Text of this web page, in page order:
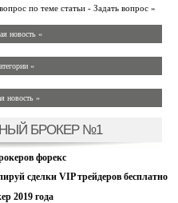
по теме статьи - Задать вопрос »
новость «
«
новость »
БРОКЕР №1
форекс
сделки VIP трейдеров бесплатно
2019 года